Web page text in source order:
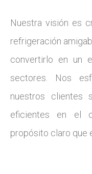
Nuestra visión es
refrigeración
convertirlo en un
sectores. Nos
nuestros clientes
eficientes en el
propósito claro que